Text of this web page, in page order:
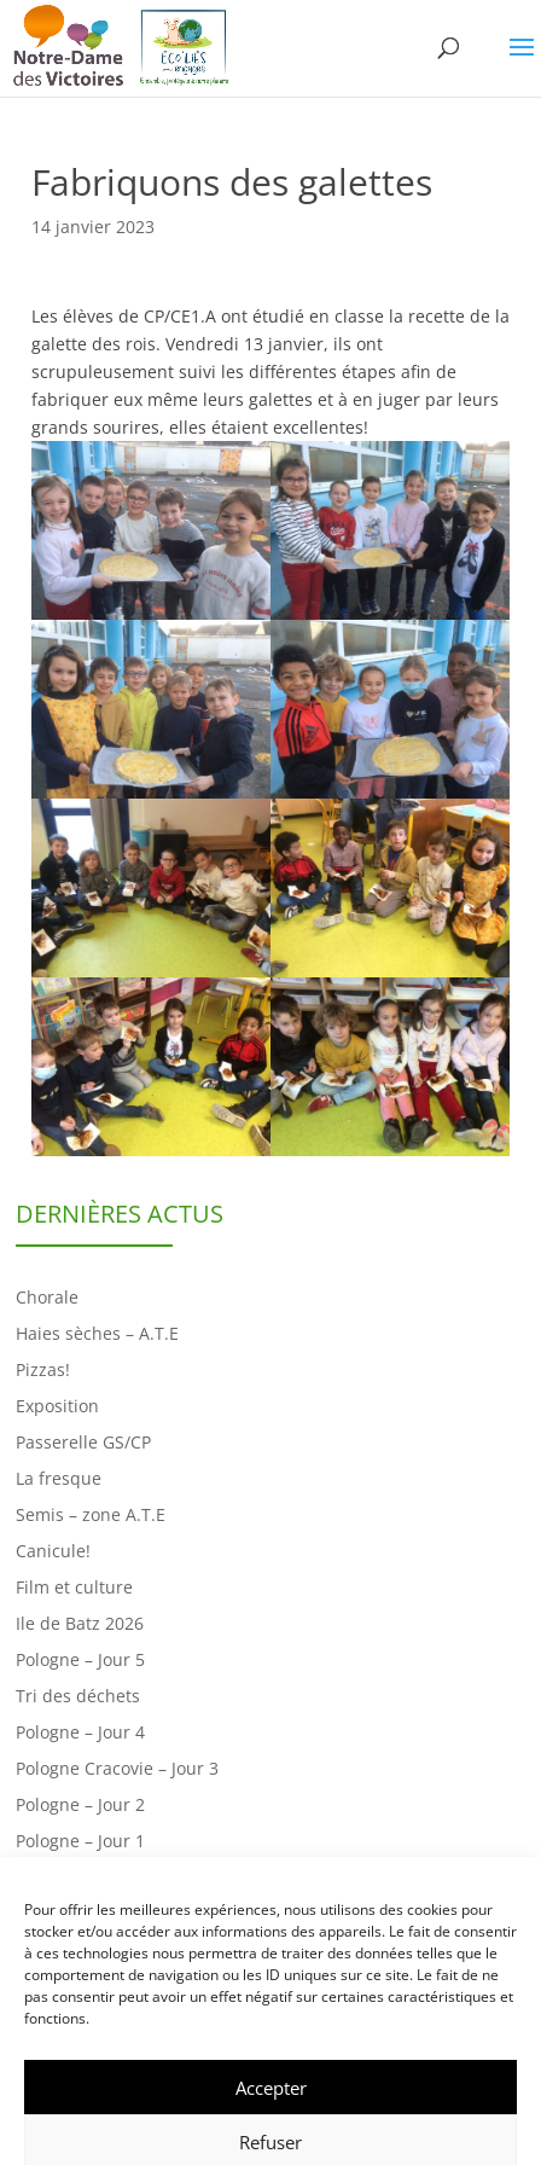
Pour offrir les meilleures expériences, nous utilisons des cookies pour
stocker et/ou accéder aux informations des appareils. Le fait de consentir
à ces technologies nous permettra de traiter des données telles que le
comportement de navigation ou les ID uniques sur ce site. Le fait de ne
pas consentir peut avoir un effet négatif sur certaines caractéristiques et
fonctions.
Accepter
Refuser
Fabriquons des galettes
14 janvier 2023
Les élèves de CP/CE1.A ont étudié en classe la recette de la
galette des rois. Vendredi 13 janvier, ils ont
scrupuleusement suivi les différentes étapes afin de
fabriquer eux même leurs galettes et à en juger par leurs
grands sourires, elles étaient excellentes!
DERNIÈRES ACTUS
Chorale
Haies sèches – A.T.E
Pizzas!
Exposition
Passerelle GS/CP
La fresque
Semis – zone A.T.E
Canicule!
Film et culture
Ile de Batz 2026
Pologne – Jour 5
Tri des déchets
Pologne – Jour 4
Pologne Cracovie – Jour 3
Pologne – Jour 2
Pologne – Jour 1
Une visite chez les pompiers!
Classe de mer – jour 3
Classe de mer – jour 2
École Notre Dame des Victoires Landivisiau-Mentions légales/Politique
- Réalisation :CreaWeb sense